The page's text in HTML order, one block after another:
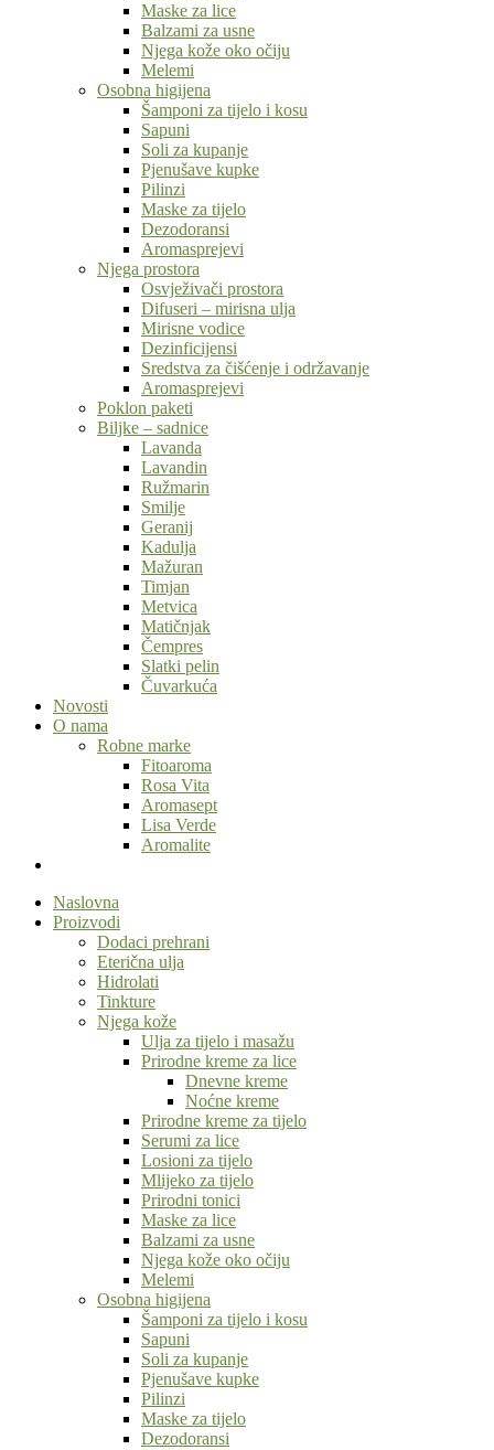
Maske za lice
Balzami za usne
Njega kože oko očiju
Melemi
Osobna higijena
Šamponi za tijelo i kosu
Sapuni
Soli za kupanje
Pjenušave kupke
Pilinzi
Maske za tijelo
Dezodoransi
Aromasprejevi
Njega prostora
Osvježivači prostora
Difuseri – mirisna ulja
Mirisne vodice
Dezinficijensi
Sredstva za čišćenje i održavanje
Aromasprejevi
Poklon paketi
Biljke – sadnice
Lavanda
Lavandin
Ružmarin
Smilje
Geranij
Kadulja
Mažuran
Timjan
Metvica
Matičnjak
Čempres
Slatki pelin
Čuvarkuća
Novosti
O nama
Robne marke
Fitoaroma
Rosa Vita
Aromasept
Lisa Verde
Aromalite
Naslovna
Proizvodi
Dodaci prehrani
Eterična ulja
Hidrolati
Tinkture
Njega kože
Ulja za tijelo i masažu
Prirodne kreme za lice
Dnevne kreme
Noćne kreme
Prirodne kreme za tijelo
Serumi za lice
Losioni za tijelo
Mlijeko za tijelo
Prirodni tonici
Maske za lice
Balzami za usne
Njega kože oko očiju
Melemi
Osobna higijena
Šamponi za tijelo i kosu
Sapuni
Soli za kupanje
Pjenušave kupke
Pilinzi
Maske za tijelo
Dezodoransi